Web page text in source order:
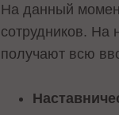
На данный
сотрудников. На
получают всю